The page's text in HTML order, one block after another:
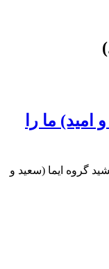
ما را
گروه ایما (سعید و